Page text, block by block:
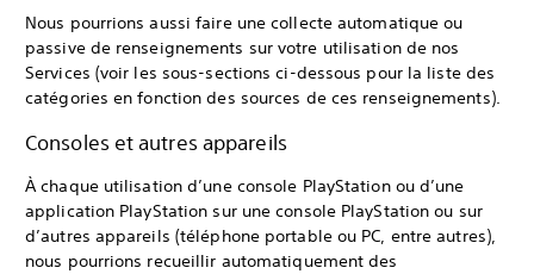
Nous pourrions aussi faire une collecte automatique ou
passive de renseignements sur votre utilisation de nos
Services (voir les sous-sections ci-dessous pour la liste des
catégories en fonction des sources de ces renseignements).
Consoles et autres appareils
À chaque utilisation d’une console PlayStation ou d’une
application PlayStation sur une console PlayStation ou sur
d’autres appareils (téléphone portable ou PC, entre autres),
nous pourrions recueillir automatiquement des